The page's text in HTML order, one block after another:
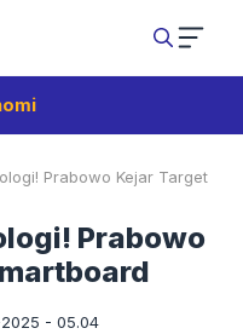
Prabowo Kejar Target
Prabowo
2025 - 05.04